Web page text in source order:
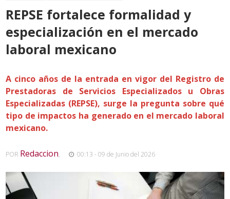
REPSE fortalece formalidad y
especialización en el mercado
laboral mexicano
A cinco años de la entrada en vigor del Registro de
Prestadoras de Servicios Especializados u Obras
Especializadas (REPSE), surge la pregunta sobre qué
tipo de impactos ha generado en el mercado laboral
mexicano.
POR Redaccion, 00:13 - 09 de Junio del 2026